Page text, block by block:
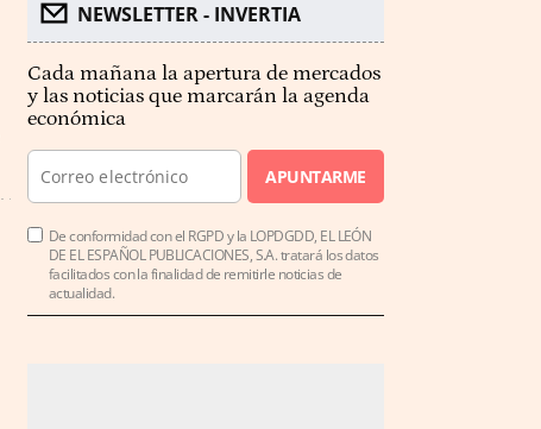
NEWSLETTER - INVERTIA
Cada mañana la apertura de mercados
y las noticias que marcarán la agenda
económica
APUNTARME
De conformidad con el RGPD y la LOPDGDD, EL LEÓN
DE EL ESPAÑOL PUBLICACIONES, S.A. tratará los datos
facilitados con la finalidad de remitirle noticias de
actualidad.